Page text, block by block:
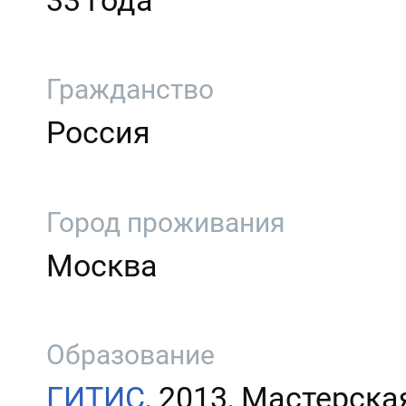
Гражданство
Россия
Город проживания
Москва
Образование
ГИТИС, 2013,